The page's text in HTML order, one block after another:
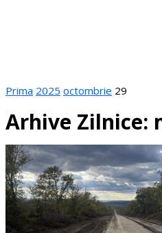
Prima 2025 octombrie 29
Arhive Zilnice: